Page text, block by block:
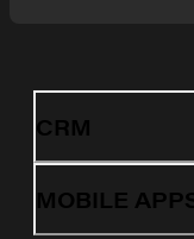
CRM
MOBILE